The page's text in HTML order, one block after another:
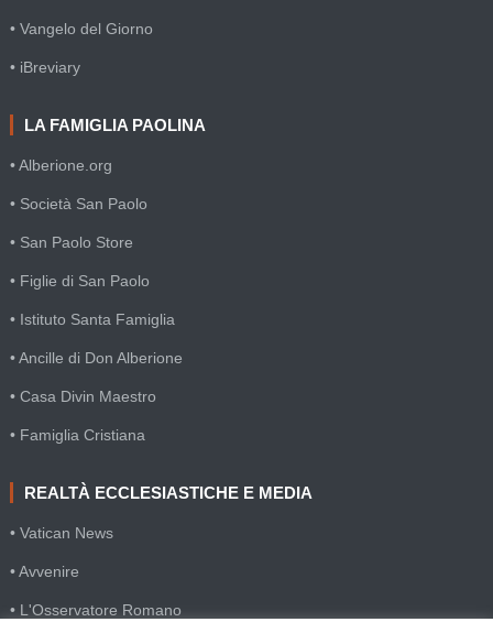
• Vangelo del Giorno
• iBreviary
LA FAMIGLIA PAOLINA
• Alberione.org
• Società San Paolo
• San Paolo Store
• Figlie di San Paolo
• Istituto Santa Famiglia
• Ancille di Don Alberione
• Casa Divin Maestro
• Famiglia Cristiana
REALTÀ ECCLESIASTICHE E MEDIA
• Vatican News
• Avvenire
• L'Osservatore Romano